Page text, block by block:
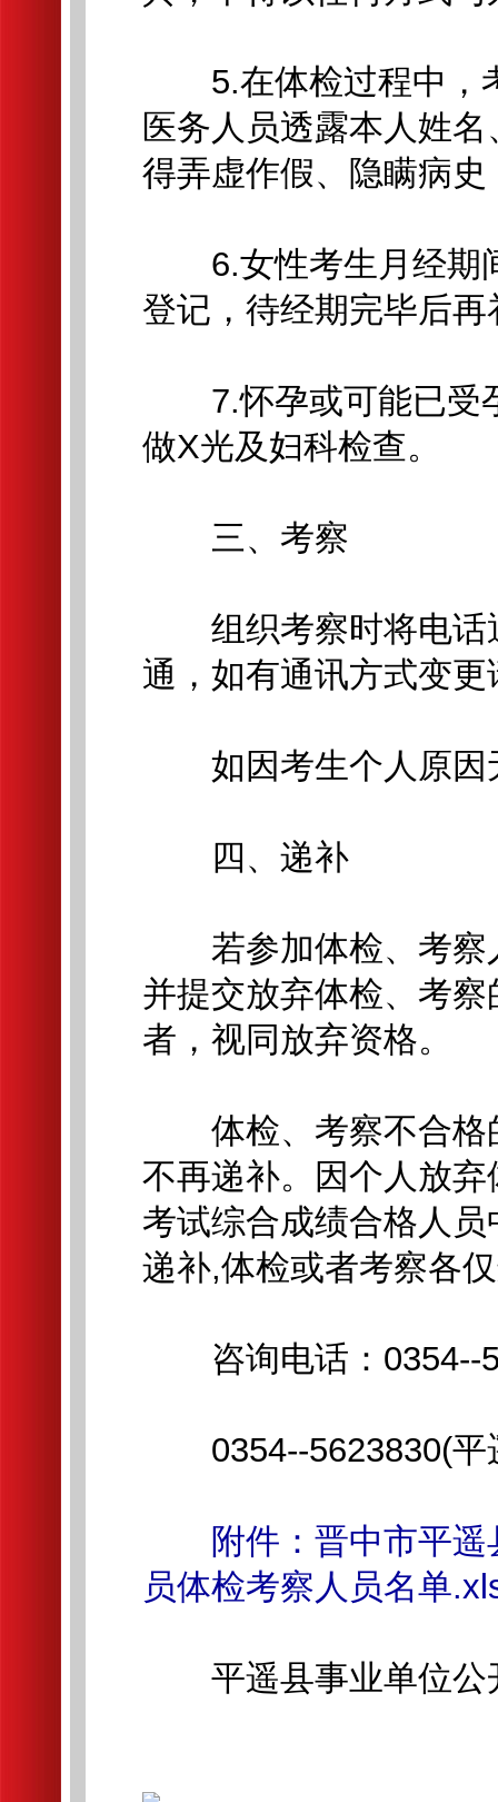
5.在体检过程中，
医务人员透露本人姓
得弄虚作假、隐瞒病
6.女性考生月经期
登记，待经期完毕后
7.怀孕或可能已受
做X光及妇科检查。
三、考察
组织考察时将电话
通，如有通讯方式变
如因考生个人原因
四、递补
若参加体检、考察
并提交放弃体检、考
者，视同放弃资格。
体检、考察不合格
不再递补。因个人放
考试综合成绩合格人
递补,体检或者考察各
咨询电话：0354--
0354--5623830(平
附件：晋中市平
员体检考察人员名单
平遥县事业单位公